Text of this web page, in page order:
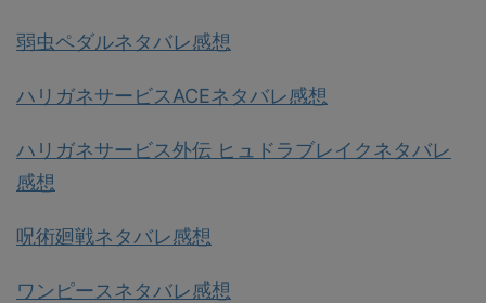
弱虫ペダルネタバレ感想
ハリガネサービスACEネタバレ感想
ハリガネサービス外伝 ヒュドラブレイクネタバレ
感想
呪術廻戦ネタバレ感想
ワンピースネタバレ感想